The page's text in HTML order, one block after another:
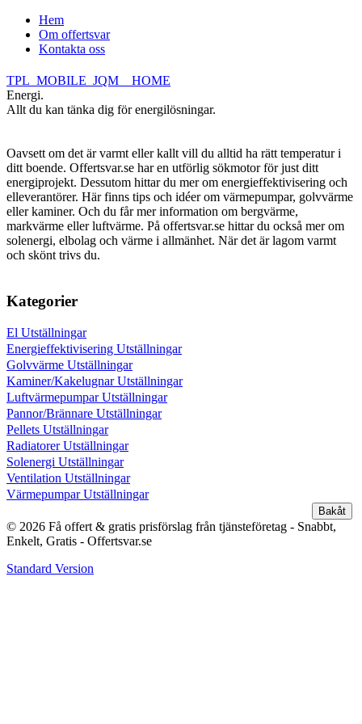
Hem
Om offertsvar
Kontakta oss
TPL_MOBILE_JQM__HOME
Energi.
Allt du kan tänka dig för energilösningar.
Oavsett om det är varmt eller kallt vill du alltid ha rätt temperatur i
ditt boende. Offertsvar.se har en utförlig sökmotor för just ditt
energiprojekt. Dessutom hittar du mer om energieffektivisering och
elleverantörer. Här finns tips och idéer om värmepumpar, golvvärme
eller kaminer. Och du får mer information om bergvärme,
markvärme eller luftvärme. På offertsvar.se hittar du också mer om
solenergi, elbolag och värme i allmänhet. När det är lagom varmt
och skönt trivs du.
Kategorier
El Utställningar
Energieffektivisering Utställningar
Golvvärme Utställningar
Kaminer/Kakelugnar Utställningar
Luftvärmepumpar Utställningar
Pannor/Brännare Utställningar
Pellets Utställningar
Radiatorer Utställningar
Solenergi Utställningar
Ventilation Utställningar
Värmepumpar Utställningar
© 2026 Få offert & gratis prisförslag från tjänsteföretag - Snabbt,
Enkelt, Gratis - Offertsvar.se
Standard Version